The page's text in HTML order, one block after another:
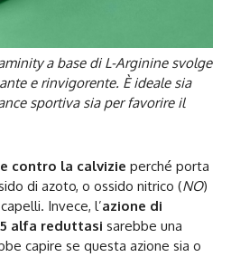
a base di L-Arginine svolge
e rinvigorente. È ideale sia
sportiva sia per favorire il
contro la calvizie perché porta
di azoto, o ossido nitrico (NO)
Invece, l’azione di
alfa reduttasi sarebbe una
capire se questa azione sia o